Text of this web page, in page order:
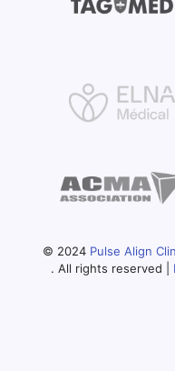
© 2024 Pulse Align
. All rights reserved |